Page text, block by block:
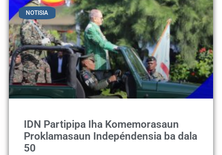
NOTISIA
IDN Partipipa Iha Komemorasaun
Proklamasaun Indepéndensia ba dala
50